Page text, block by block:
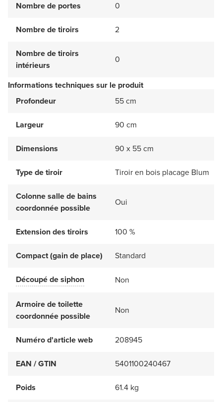
Nombre de portes 0
Nombre de tiroirs 2
Nombre de tiroirs
intérieurs
0
Informations techniques sur le produit
Profondeur
55 cm
Largeur 90 cm
Dimensions 90 x 55 cm
Type de tiroir Tiroir en bois placage Blum
Colonne salle de bains
coordonnée possible
Oui
Extension des tiroirs 100 %
Compact (gain de place) Standard
Découpé de siphon Non
Armoire de toilette
coordonnée possible
Non
Numéro d'article web 208945
EAN / GTIN 5401100240467
Poids 61.4 kg